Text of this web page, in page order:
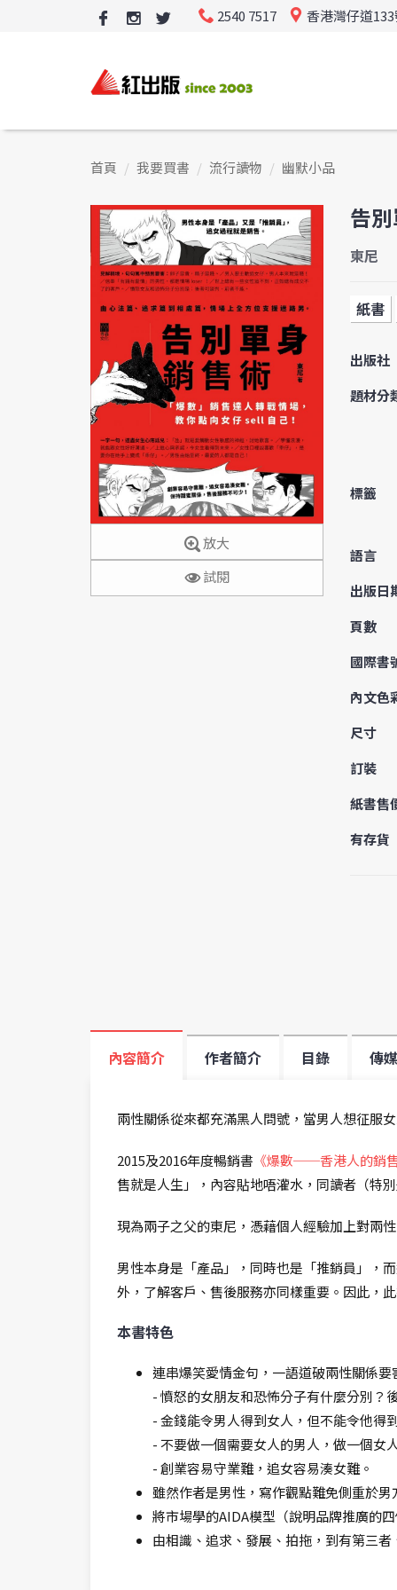
2540 7517 香港灣仔道
首頁 我要買書 流行讀物 幽默小品
放大
試閱
告
東尼
紙書
出版社
題材分
標籤
語言
出版日
頁數
國際書
內文色
尺寸
訂裝
紙書售
有存貨
內容簡介 作者簡介 目錄 傳
兩性關係從來都充滿黑人問號，當男人想征服
2015及2016年度暢銷書 《爆數──香港人的銷
售就是人生」，內容貼地唔灌水，同讀者（特
現為兩子之父的東尼，憑藉個人經驗加上對兩
男性本身是「產品」，同時也是「推銷員」，
外，了解客戶、售後服務亦同樣重要。因此，
本書特色
連串爆笑愛情金句，一語道破兩性關係
- 憤怒的女朋友和恐怖分子有什麼分別？
- 金錢能令男人得到女人，但不能令他得
- 不要做一個需要女人的男人，做一個女
- 創業容易守業難，追女容易湊女難。
雖然作者是男性，寫作觀點難免側重於
將市場學的AIDA模型（說明品牌推廣的
由相識、追求、發展、拍拖，到有第三